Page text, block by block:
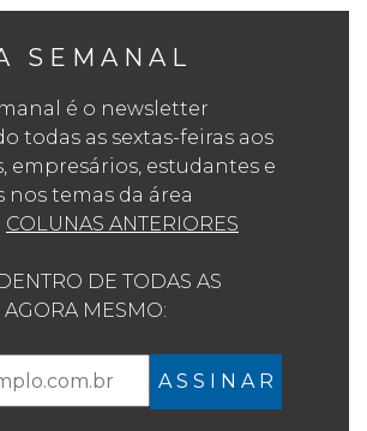
SEMANAL
é o newsletter
todas as sextas-feiras aos
empresários, estudantes e
nos temas da área
COLUNAS ANTERIORES
DE TODAS AS
MESMO:
A S S I N A R